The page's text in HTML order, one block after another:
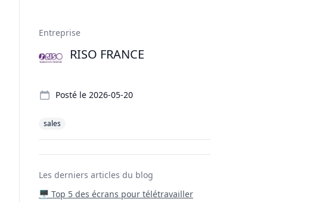
Entreprise
RISO FRANCE
Posté le 2026-05-20
sales
Les derniers articles du blog
🖥️ Top 5 des écrans pour télétravailler